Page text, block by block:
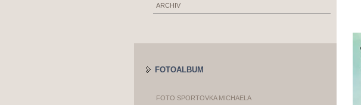
ARCHIV
FOTOALBUM
FOTO SPORTOVKA MICHAELA